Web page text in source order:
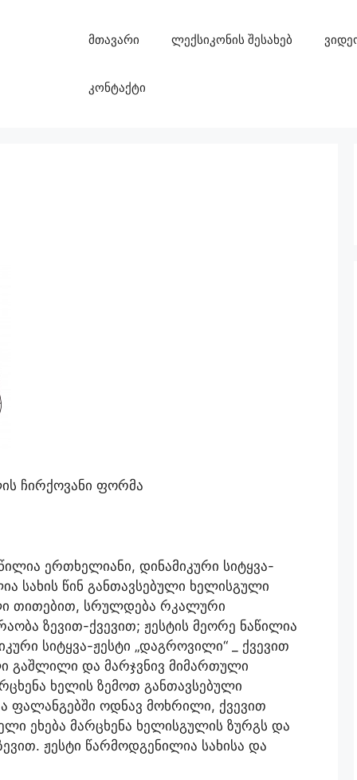
მთავარი ლექსიკონის შესახებ
კონტაქტი
ჩირქოვანი ფორმა
ერთხელიანი, დინამიკური სიტყვა-
სახის წინ განთავსებული ხელისგული
თითებით, სრულდება რკალური
ზევით-ქვევით; ჟესტის მეორე ნაწილია
სიტყვა-ჟესტი „დაგროვილი“ _ ქვევით
გაშლილი და მარჯვნივ მიმართული
ხელის ზემოთ განთავსებული
ფალანგებში ოდნავ მოხრილი, ქვევით
ეხება მარცხენა ხელისგულის ზურგს და
ჟესტი წარმოდგენილია სახისა და